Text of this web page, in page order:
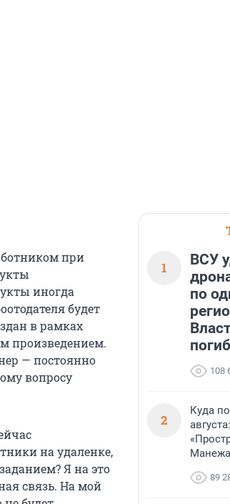
при
иногда
будет
в рамках
произведением.
— постоянно
вопросу
на удаленке,
Я на это
связь. На мой
1
ВСУ
по
108
2
Куда
89